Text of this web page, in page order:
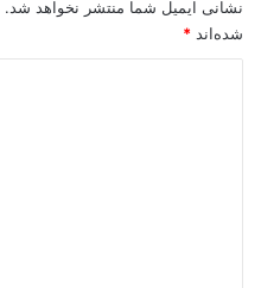
نشانی ایمیل شما منتشر نخواهد شد.
شده‌اند *